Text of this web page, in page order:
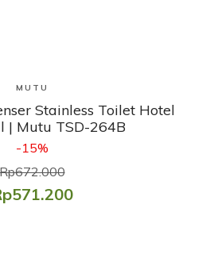
Lihat Produk
MUTU
Stainless Toilet Hotel
| Mutu TSD-264B
-15%